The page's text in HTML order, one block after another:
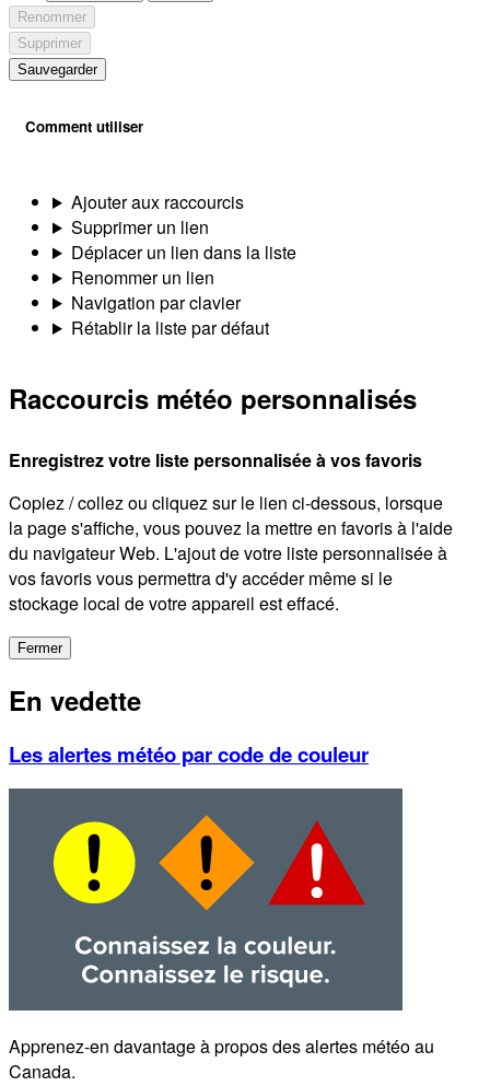
Renommer
Supprimer
Sauvegarder
Comment utiliser
Ajouter aux raccourcis
Supprimer un lien
Déplacer un lien dans la liste
Renommer un lien
Navigation par clavier
Rétablir la liste par défaut
Raccourcis météo personnalisés
Enregistrez votre liste personnalisée à vos favoris
Copiez / collez ou cliquez sur le lien ci-dessous, lorsque
la page s'affiche, vous pouvez la mettre en favoris à l'aide
du navigateur Web. L'ajout de votre liste personnalisée à
vos favoris vous permettra d'y accéder même si le
stockage local de votre appareil est effacé.
Fermer
En vedette
Les alertes météo par code de couleur
Apprenez-en davantage à propos des alertes météo au
Canada.